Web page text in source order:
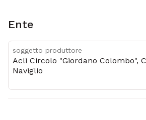
Ente
soggetto produttore
Acli Circolo "Giordano Colombo",
Naviglio